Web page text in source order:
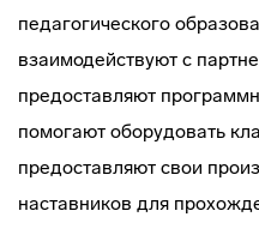
педагогического
взаимодействуют с
предоставляют
помогают оборудовать
предоставляют свои
наставников для